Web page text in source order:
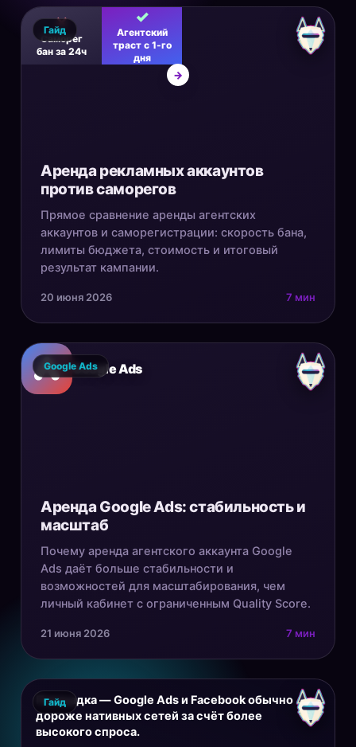
✕
Саморег
бан за 24ч
✓
Агентский
траст с 1-го
дня
→
Гайд
Аренда рекламных аккаунтов
против саморегов
Прямое сравнение аренды агентских
аккаунтов и саморегистрации: скорость бана,
лимиты бюджета, стоимость и итоговый
результат кампании.
20 июня 2026 7 мин
Google Ads
Google Ads
Аренда Google Ads: стабильность и
масштаб
Почему аренда агентского аккаунта Google
Ads даёт больше стабильности и
возможностей для масштабирования, чем
личный кабинет с ограниченным Quality Score.
21 июня 2026 7 мин
Площадка — Google Ads и Facebook обычно
дороже нативных сетей за счёт более
высокого спроса.
Гайд